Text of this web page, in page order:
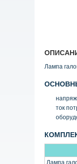
Лампа
ток